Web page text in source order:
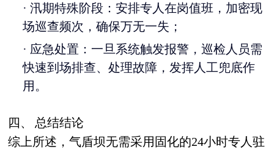
·汛期特殊阶段：安排专人在岗值班，加密现
场巡查频次，确保万无一失；
· 应急处置：一旦系统触发报警，巡检人员需
快速到场排查、处理故障，发挥人工兜底作
用。
四、
总结结论
综上所述，气盾坝无需采用固化的24小时专人驻